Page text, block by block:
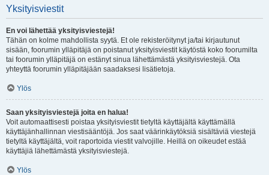
Yksityisviestit
En voi lähettää yksityisviestejä!
Tähän on kolme mahdollista syytä. Et ole rekisteröitynyt ja/tai kirjautunut
sisään, foorumin ylläpitäjä on poistanut yksityisviestit käytöstä koko foorumilta
tai foorumin ylläpitäjä on estänyt sinua lähettämästä yksityisviestejä. Ota
yhteyttä foorumin ylläpitäjään saadaksesi lisätietoja.
Ylös
Saan yksityisviestejä joita en halua!
Voit automaattisesti poistaa yksityisviestit tietyltä käyttäjältä käyttämällä
käyttäjänhallinnan viestisääntöjä. Jos saat väärinkäytöksiä sisältäviä viestejä
tietyltä käyttäjältä, voit raportoida viestit valvojille. Heillä on oikeudet estää
käyttäjiä lähettämästä yksityisviestejä.
Ylös